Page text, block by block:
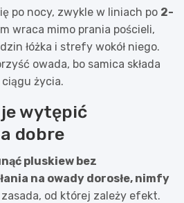
po nocy, zwykle w liniach po 2-
wraca mimo prania pościeli,
łóżka i strefy wokół niego.
owada, bo samica składa
życia.
wytępić
dobre
pluskiew bez
na owady dorosłe, nimfy
od której zależy efekt.